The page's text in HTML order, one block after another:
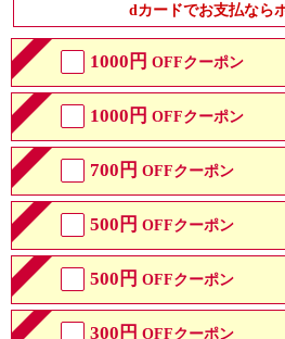
dカードでお支払なら
1000円 OFFクーポン
1000円 OFFクーポン
700円 OFFクーポン
500円 OFFクーポン
500円 OFFクーポン
300円 OFFクーポン